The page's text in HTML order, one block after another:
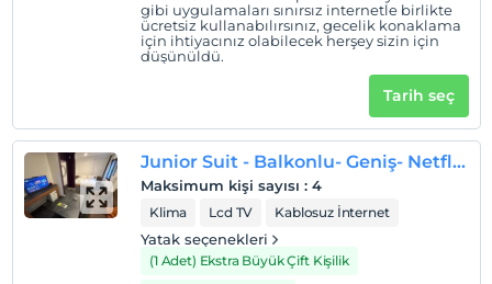
gibi uygulamaları sınırsız internetle birlikte
ücretsiz kullanabılırsınız, gecelik konaklama
için ihtiyacınız olabilecek herşey sizin için
düşünüldü.
Tarih seç
Junior Suit - Balkonlu- Geniş- Netflix-Prime-Youtube (Merlin)
Maksimum kişi sayısı : 4
Klima Lcd TV Kablosuz İnternet
Yatak seçenekleri
(1 Adet) Ekstra Büyük Çift Kişilik